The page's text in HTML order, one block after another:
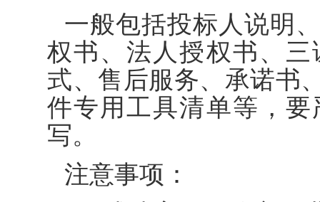
一般包括投标人说明
权书、法人授权书、
式、售后服务、承诺书
件专用工具清单等，
写。
注意事项：